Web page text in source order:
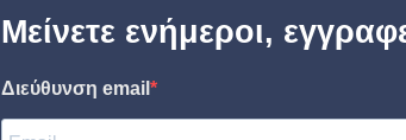
Μείνετε ενήμεροι,
Διεύθυνση email